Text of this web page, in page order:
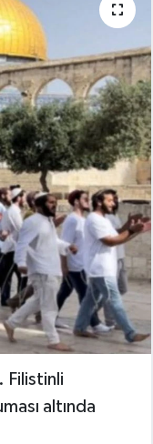
Filistinli
altında